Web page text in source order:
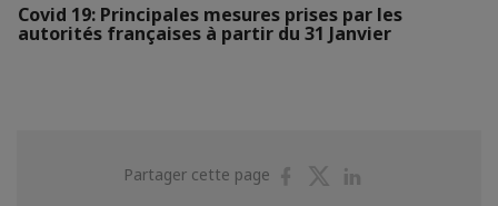
Covid 19: Principales mesures prises par les
autorités françaises à partir du 31 Janvier
Partager cette page
PartagerPartager